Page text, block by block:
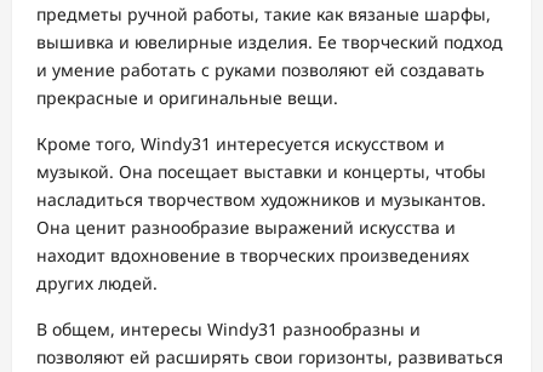
предметы ручной работы, такие как вязаные шарфы,
вышивка и ювелирные изделия. Ее творческий подход
и умение работать с руками позволяют ей создавать
прекрасные и оригинальные вещи.
Кроме того, Windy31 интересуется искусством и
музыкой. Она посещает выставки и концерты, чтобы
насладиться творчеством художников и музыкантов.
Она ценит разнообразие выражений искусства и
находит вдохновение в творческих произведениях
других людей.
В общем, интересы Windy31 разнообразны и
позволяют ей расширять свои горизонты, развиваться